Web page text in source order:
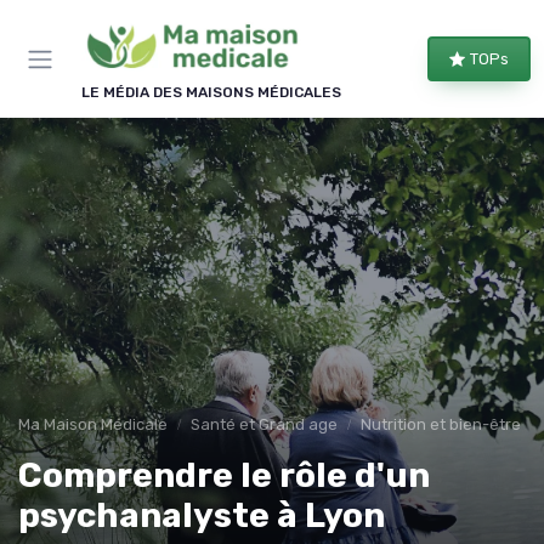
LE MÉDIA DES MAISONS MÉDICALES
TOPs
Ma Maison Médicale Santé et Grand age Nutrition et bien-être
Comprendre le rôle d'un
psychanalyste à Lyon
×
REJOIGNEZ LE CLUB
Bien équipé, bien chez soi !
Les membres du club reçoivent nos comparatifs
d'équipements, les évolutions des aides
financières et nos conseils d'aménagement, une à
deux fois par semaine.
Comparatifs Aides & droits
Bons plans Conseils